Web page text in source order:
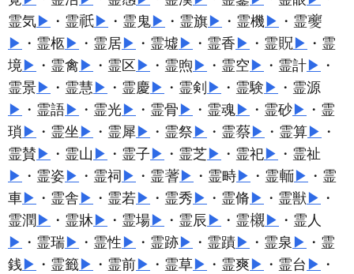
霊気▶ ・霊 ▶ ・霊鬼▶ ・霊旗▶ ・霊機 ▶ ・霊
▶ ・霊柩▶ ・霊居▶ ・霊墟 ▶ ・霊香 ▶ ・霊 ▶ ・霊
境▶ ・霊禽 ▶ ・霊区 ▶ ・霊煦 ▶ ・霊空 ▶ ・霊計▶ ・
霊景▶ ・霊慧 ▶ ・霊慶 ▶ ・霊剣 ▶ ・霊験 ▶ ・霊源
▶ ・霊語▶ ・霊光▶ ・霊骨 ▶ ・霊魂▶ ・霊砂▶ ・霊
瑣 ▶ ・霊坐 ▶ ・霊犀▶ ・霊祭 ▶ ・霊 ▶ ・霊算▶ ・
霊賛 ▶ ・霊山 ▶ ・霊子 ▶ ・霊芝▶ ・霊祀▶ ・霊祉
▶ ・霊姿▶ ・霊祠 ▶ ・霊 ▶ ・霊畤▶ ・霊 ▶ ・霊
車▶ ・霊舎 ▶ ・霊若▶ ・霊秀 ▶ ・霊脩 ▶ ・霊獣▶ ・
霊潤 ▶ ・霊牀▶ ・霊場▶ ・霊辰 ▶ ・霊 ▶ ・霊人
▶ ・霊瑞▶ ・霊性 ▶ ・霊跡▶ ・霊蹟▶ ・霊泉 ▶ ・霊
銭 ▶ ・霊籤▶ ・霊前▶ ・霊草▶ ・霊爽▶ ・霊台 ▶ ・